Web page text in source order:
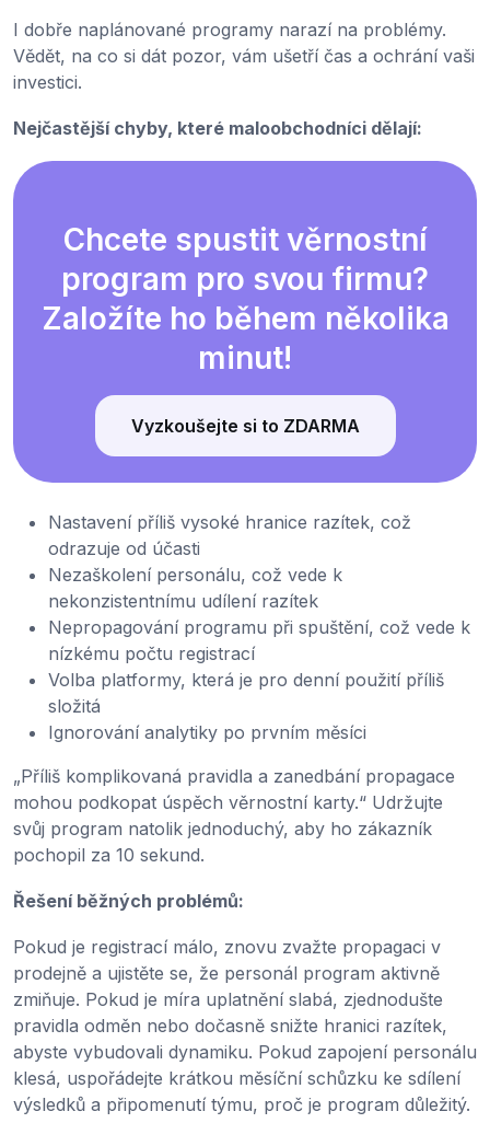
I dobře naplánované programy narazí na problémy.
Vědět, na co si dát pozor, vám ušetří čas a ochrání vaši
investici.
Nejčastější chyby, které maloobchodníci dělají:
Chcete spustit věrnostní
program pro svou firmu?
Založíte ho během několika
minut!
Vyzkoušejte si to ZDARMA
Nastavení příliš vysoké hranice razítek, což
odrazuje od účasti
Nezaškolení personálu, což vede k
nekonzistentnímu udílení razítek
Nepropagování programu při spuštění, což vede k
nízkému počtu registrací
Volba platformy, která je pro denní použití příliš
složitá
Ignorování analytiky po prvním měsíci
„Příliš komplikovaná pravidla a zanedbání propagace
mohou podkopat úspěch věrnostní karty.“ Udržujte
svůj program natolik jednoduchý, aby ho zákazník
pochopil za 10 sekund.
Řešení běžných problémů:
Pokud je registrací málo, znovu zvažte propagaci v
prodejně a ujistěte se, že personál program aktivně
zmiňuje. Pokud je míra uplatnění slabá, zjednodušte
pravidla odměn nebo dočasně snižte hranici razítek,
abyste vybudovali dynamiku. Pokud zapojení personálu
klesá, uspořádejte krátkou měsíční schůzku ke sdílení
výsledků a připomenutí týmu, proč je program důležitý.